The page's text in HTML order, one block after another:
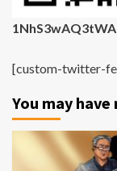
[custom-twitter-
You may have